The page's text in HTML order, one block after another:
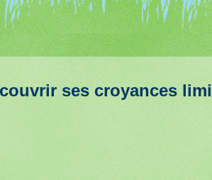
ses croyances